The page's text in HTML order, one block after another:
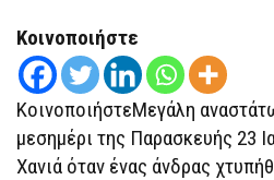
Κοινοποιήστε
ΚοινοποιήστεΜεγάλη
μεσημέρι της Παρασκευής 23
Χανιά όταν ένας άνδρας